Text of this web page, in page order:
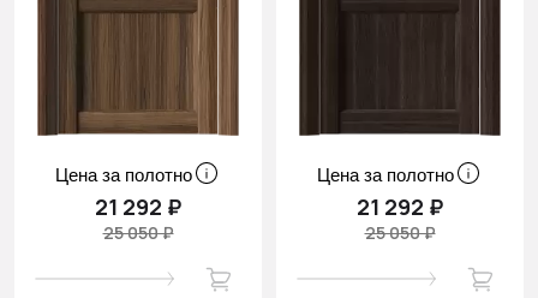
Цена за полотно
21 292 ₽
25 050 ₽
Цена за полотно
21 292 ₽
25 050 ₽